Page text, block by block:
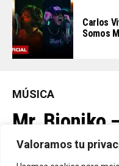
Valoramos tu
Carlos
Somos
MÚSICA
Mr. Bioniko
Oportunidad